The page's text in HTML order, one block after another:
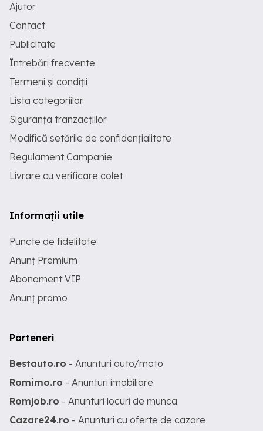
Ajutor
Contact
Publicitate
Întrebări frecvente
Termeni și condiții
Lista categoriilor
Siguranța tranzacțiilor
Modifică setările de confidențialitate
Regulament Campanie
Livrare cu verificare colet
Informații utile
Puncte de fidelitate
Anunț Premium
Abonament VIP
Anunț promo
Parteneri
Bestauto.ro - Anunturi auto/moto
Romimo.ro - Anunturi imobiliare
Romjob.ro - Anunturi locuri de munca
Cazare24.ro - Anunturi cu oferte de cazare